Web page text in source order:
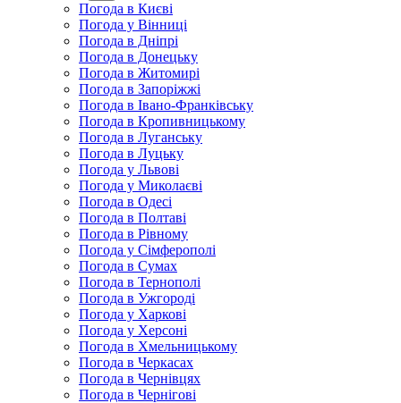
Погода в Києві
Погода у Вінниці
Погода в Дніпрі
Погода в Донецьку
Погода в Житомирі
Погода в Запоріжжі
Погода в Івано-Франківську
Погода в Кропивницькому
Погода в Луганську
Погода в Луцьку
Погода у Львові
Погода у Миколаєві
Погода в Одесі
Погода в Полтаві
Погода в Рівному
Погода у Сімферополі
Погода в Сумах
Погода в Тернополі
Погода в Ужгороді
Погода у Харкові
Погода у Херсоні
Погода в Хмельницькому
Погода в Черкасах
Погода в Чернівцях
Погода в Чернігові